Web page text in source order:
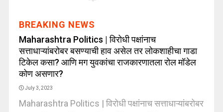
BREAKING NEWS
Maharashtra Politics | विरोधी पक्षांनाच
सत्ताधाऱ्यांबरोबर बसण्याची हाव असेल तर लोकशाहीचा गाडा
टिकेल कसा? आणि मग युवकांचा राजकारणातला रोल मॉडेल
कोण असणार?
July 3, 2023
Maharashtra Politics | विरोधी पक्षांनाच सत्ताधाऱ्यांबरोबर